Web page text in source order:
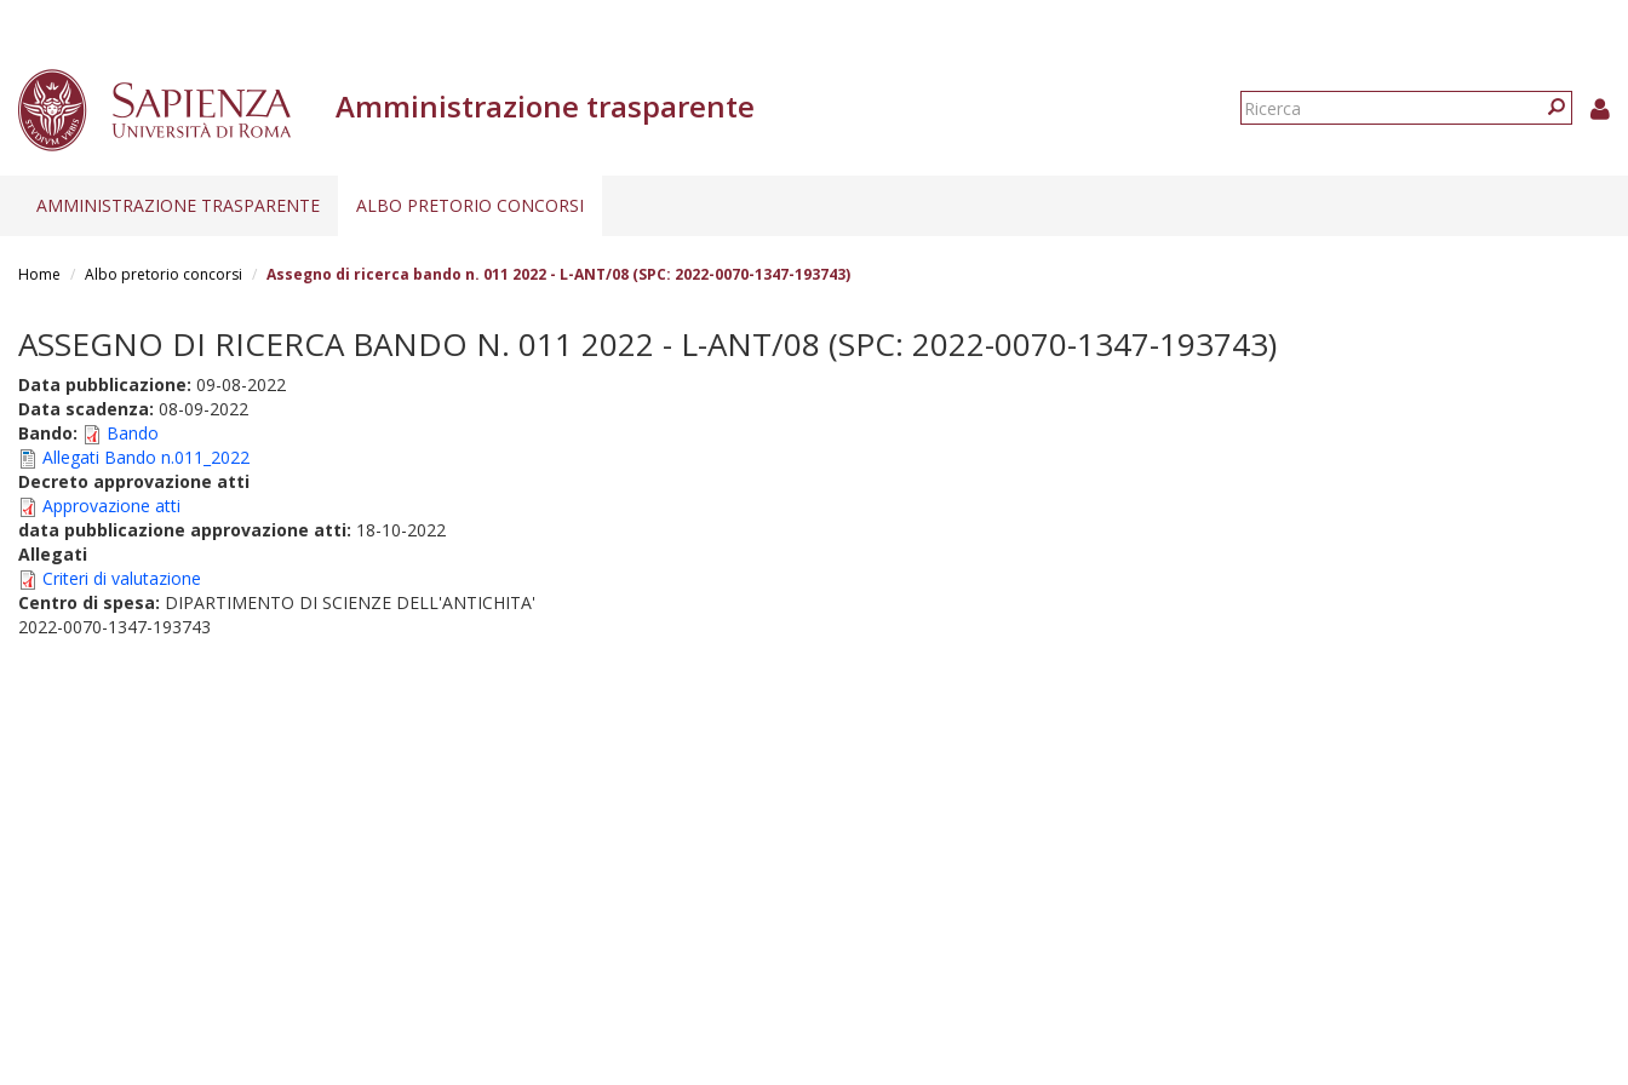
Amministrazione trasparente
Form
AMMINISTRAZIONE TRASPARENTE ALBO PRETORIO CONCORSI
Home Albo pretorio concorsi Assegno di ricerca bando n. 011 2022 - L-ANT/08 (SPC: 2022-0070-1347-193743)
ASSEGNO DI RICERCA BANDO N. 011 2022 - L-ANT/08 (SPC: 2022-0070-1347-193743)
Data pubblicazione: 09-08-2022
Data scadenza: 08-09-2022
Bando:
Bando
Allegati Bando n.011_2022
Decreto approvazione atti
Approvazione atti
data pubblicazione approvazione atti: 18-10-2022
Allegati
Criteri di valutazione
Centro di spesa: DIPARTIMENTO DI SCIENZE DELL'ANTICHITA'
2022-0070-1347-193743